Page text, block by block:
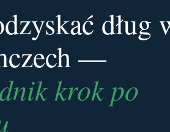
dług
—
krok po